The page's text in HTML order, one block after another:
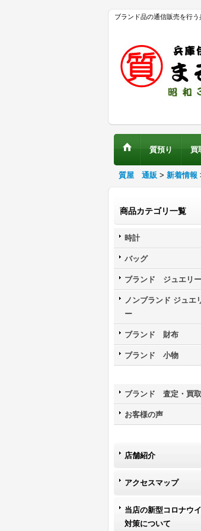
ブランド品の通信販売を行
質預り 買
質屋 通販 > 新着情報
商品カテゴリ一覧
時計
バッグ
ブランド ジュエリー
ノンブランド ジュエ
ー
ブランド 財布
ブランド 小物
ブランド 査定・買取
お客様の声
店舗紹介
アクセスマップ
当店の新型コロナウ
対策について